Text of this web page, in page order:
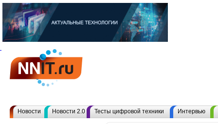
Новости Новости 2.0 Тесты цифровой техники Интервью